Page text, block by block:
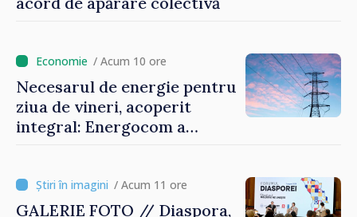
/ Acum 10 ore
Necesarul de energie pentru
ziua de vineri, acoperit
integral: Energocom a
/ Acum 11 ore
GALERIE FOTO // Diaspora,